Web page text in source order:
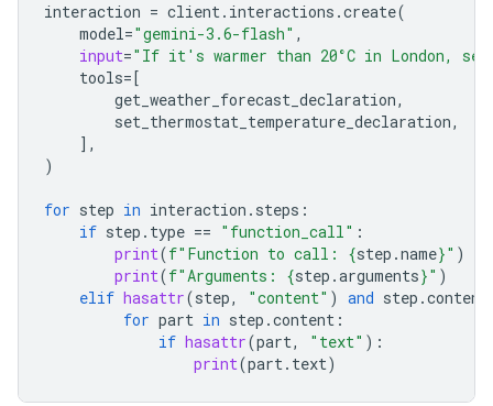
interaction = client. interactions .create(
model="gemini-3.6-flash" ,
input="If it's warmer than 20°C in London,
tools= [
get_weather_forecast_declaration,
set_thermostat_temperature_declaration,
],
)
for step in interaction . steps :
if step . type == "function_call" :
print(f"Function to call: {step .name}" )
print(f"Arguments: {step .arguments}" )
elif hasattr(step, "content" ) and step .content
for part in step .content :
if hasattr(part, "text" ):
print(part. text)